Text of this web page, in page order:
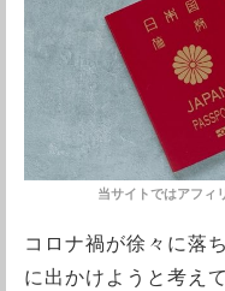
コロナ禍が徐々に落
に出かけようと考え